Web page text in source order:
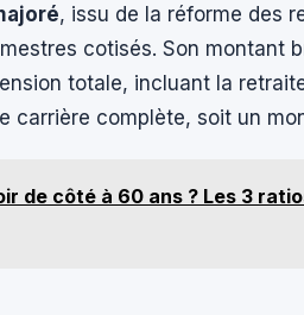
, issu de la réforme des
cotisés. Son montant
totale, incluant la
carrière complète, soit un
de côté à 60 ans ? Les 3